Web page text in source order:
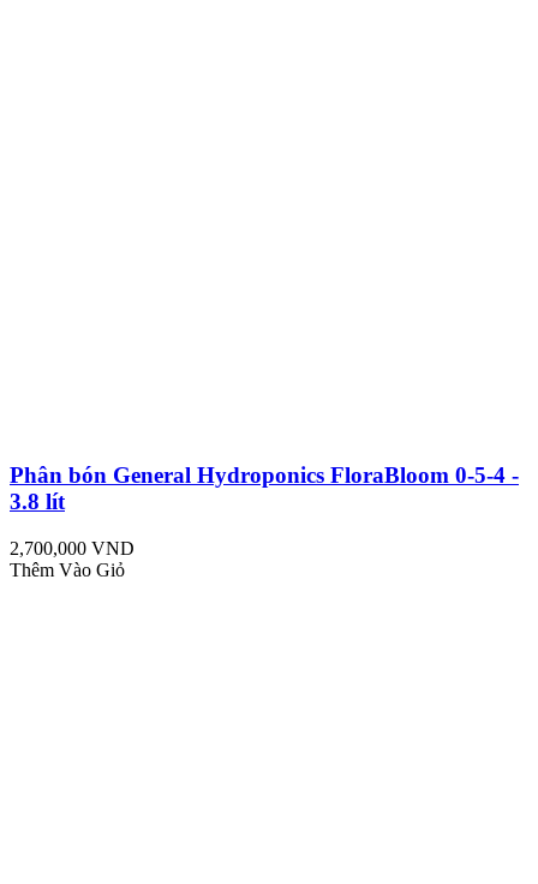
Phân bón General Hydroponics FloraBloom 0-5-4 -
3.8 lít
2,700,000 VND
Thêm Vào Giỏ